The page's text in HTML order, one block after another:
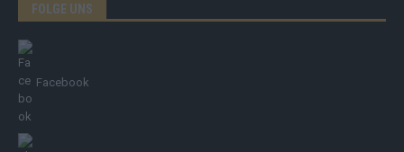
FOLGE UNS
Facebook